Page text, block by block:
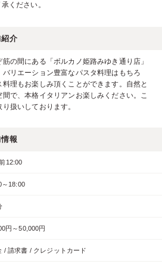
ください。
介
の間にある「ボルカノ姫路みゆき通り店」
リエーション豊富なパスタ料理はもちろ
理もお楽しみ頂くことができます。自然と
で、本格イタリアンお楽しみください。こ
扱いしております。
報
12:00
～18:00
円～50,000円
/ 請求書 / クレジットカード